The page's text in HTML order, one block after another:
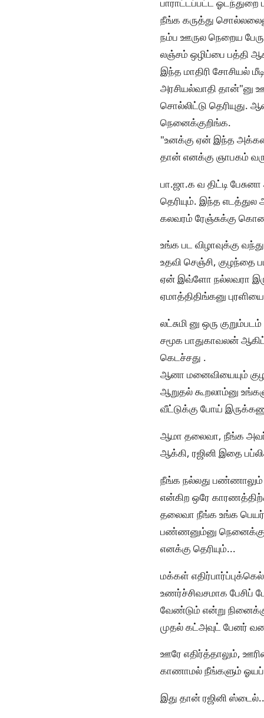
நீங்க கருத்து
நம்ப ஊருல நெறைய
லஞ்சம் ஒழிப்பை பத்தி
இந்த மாதிரி சோசியல்
அரசியல்வாதி தான்"னு
சொல்லிட்டு
நெனைக்குறிங்க.
"உனக்கு ஏன் இந்த
தான் எனக்கு ஞாபகம்
பா.ஜா.க வ திட்டி
தெரியும். இந்த எடத்துல
கலவரம் ரேஞ்சுக்கு
உங்க பட விழாவுக்கு
உதவி செஞ்சி, குழந்தை
ஏன் இவ்ளோ நல்லவரா
ஏமாத்திதிங்கனு
லட்சுமி னு ஒரு
சமூக பாதுகாவலன்
கெடச்சது .
ஆனா மனைவியையும்
ஆறுதல் கூறலாம்னு
வீட்டுக்கு போய்
ஆமா தலைவா, நீங்க அவர்
ஆக்கி, ரஜினி இதை
நீங்க நல்லது பண்ணாலும்
என்கிற ஒரே
தலைவா நீங்க உங்க பெயர்
பண்ணனும்னு
எனக்கு தெரியும்...
மக்கள்
உணர்ச்சிவசமாக பேசிப்
வேண்டும் என்று
முதல் கட்அவுட் பேனர்
ஊரே எதிர்த்தாலும்,
காணாமல் நீங்களும்
இது தான் ரஜினி